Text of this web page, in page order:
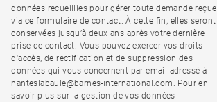
données recueillies pour gérer toute demande reçue
via ce formulaire de contact. À cette fin, elles seront
conservées jusqu’à deux ans après votre dernière
prise de contact. Vous pouvez exercer vos droits
d'accès, de rectification et de suppression des
données qui vous concernent par email adressé à
nanteslabaule@barnes-international.com. Pour en
savoir plus sur la gestion de vos données